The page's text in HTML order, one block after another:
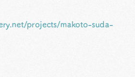
projects/makoto-suda-